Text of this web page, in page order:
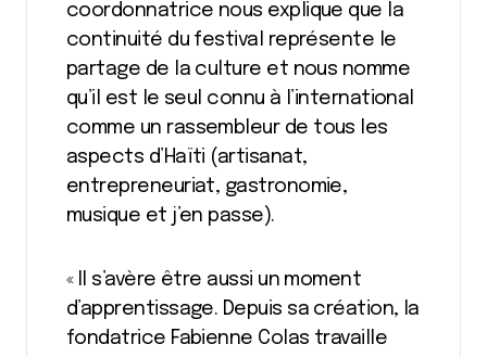
coordonnatrice nous explique que la
continuité du festival représente le
partage de la culture et nous nomme
qu’il est le seul connu à l’international
comme un rassembleur de tous les
aspects d’Haïti (artisanat,
entrepreneuriat, gastronomie,
musique et j’en passe).
« Il s’avère être aussi un moment
d’apprentissage. Depuis sa création, la
fondatrice Fabienne Colas travaille